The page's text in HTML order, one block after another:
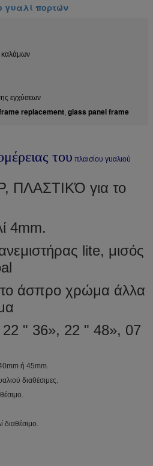
γυαλί πορτών
καλάμων
εγχύσεων
replacement, glass panel frame
του πλαισίου γυαλιού
ΠΛΑΣΤΙΚΌ για το
4mm.
lite, μισός
άσπρο χρώμα άλλα
" 36», 22 " 48», 07
ή 45mm.
διαθέσιμες.
διαθέσιμο.